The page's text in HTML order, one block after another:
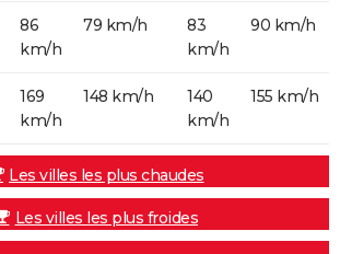
86
km/h
79 km/h
83
km/h
90 km/h
169
km/h
148 km/h
140
km/h
155 km/h
Les villes les plus chaudes
Les villes les plus froides